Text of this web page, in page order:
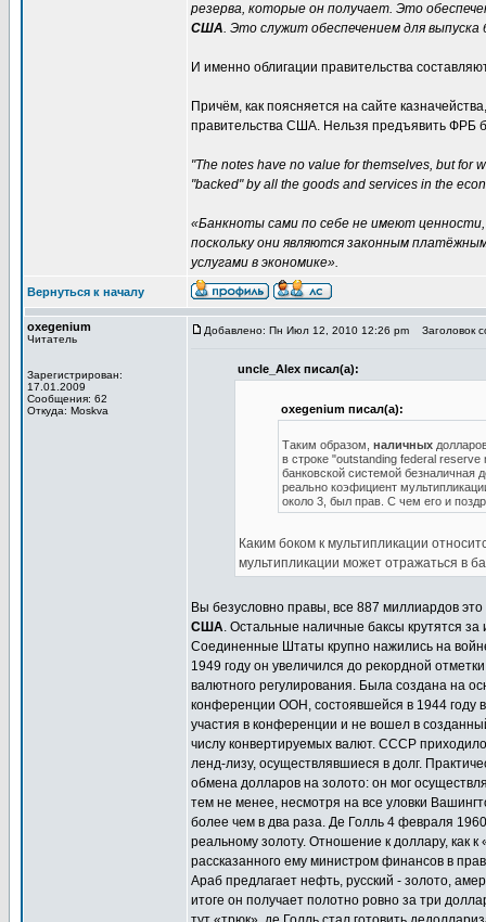
резерва, которые он получает. Это
США. Это служит обеспечением для выпуска
И именно облигации правительства
Причём, как поясняется на сайте
правительства США. Нельзя предъявить ФРБ
"The notes have no value for themselves, but for
"backed" by all the goods and services in the
«Банкноты сами по себе не имеют
поскольку они являются законным
услугами в экономике».
Вернуться к началу
oxegenium
Читатель
Зарегистрирован:
17.01.2009
Сообщения: 62
Откуда: Moskva
Добавлено: Пн Июл 12, 2010 12:26 pm Заголовок
uncle_Alex писал(а):
oxegenium писал(а):
Таким образом, наличных
в строке "outstanding federal
банковской системой безналичная
реально коэфициент
около 3, был прав. С чем его и
Каким боком к мультипликации
мультипликации может отражаться в
Вы безусловно правы, все 887 миллиардов
США. Остальные наличные баксы крутятся
Соединенные Штаты крупно нажились на
1949 году он увеличился до рекордной
валютного регулирования. Была создана на
конференции ООН, состоявшейся в 1944 году
участия в конференции и не вошел в
числу конвертируемых валют. СССР
ленд-лизу, осуществлявшиеся в долг.
обмена долларов на золото: он мог
тем не менее, несмотря на все уловки
более чем в два раза. Де Голль 4 февраля
реальному золоту. Отношение к доллару, как
рассказанного ему министром финансов в
Араб предлагает нефть, русский - золото,
итоге он получает полотно ровно за три